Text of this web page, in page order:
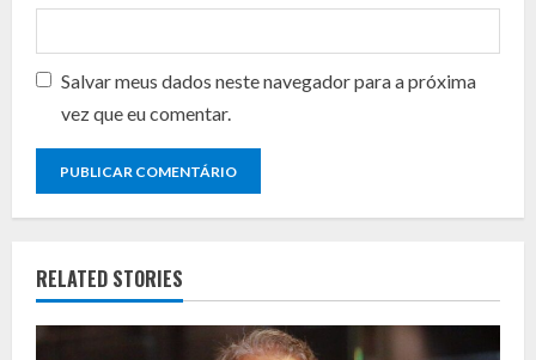
Salvar meus dados neste navegador para a próxima
vez que eu comentar.
RELATED STORIES